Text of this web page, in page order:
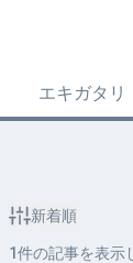
エキガタリ
新着順
1件の記事を表示